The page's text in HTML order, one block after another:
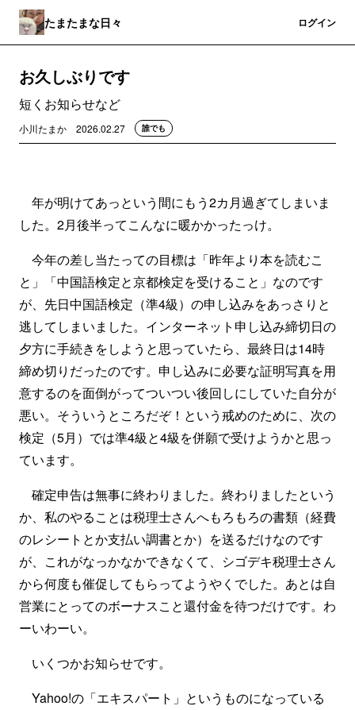
たまたまな日々 ログイン
お久しぶりです
短くお知らせなど
小川たまか 2026.02.27 誰でも
年が明けてあっという間にもう2カ月過ぎてしまいま
した。2月後半ってこんなに暖かかったっけ。
今年の差し当たっての目標は「昨年より本を読むこ
と」「中国語検定と京都検定を受けること」なのです
が、先日中国語検定（準4級）の申し込みをあっさりと
逃してしまいました。インターネット申し込み締切日の
夕方に手続きをしようと思っていたら、最終日は14時
締め切りだったのです。申し込みに必要な証明写真を用
意するのを面倒がってついつい後回しにしていた自分が
悪い。そういうところだぞ！という戒めのために、次の
検定（5月）では準4級と4級を併願で受けようかと思っ
ています。
確定申告は無事に終わりました。終わりましたという
か、私のやることは税理士さんへもろもろの書類（経費
のレシートとか支払い調書とか）を送るだけなのです
が、これがなっかなかできなくて、シゴデキ税理士さん
から何度も催促してもらってようやくでした。あとは自
営業にとってのボーナスこと還付金を待つだけです。わ
ーいわーい。
いくつかお知らせです。
Yahoo!の「エキスパート」というものになっている